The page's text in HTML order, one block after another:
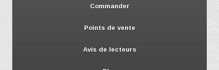
Commander
Points de vente
Avis de lecteurs